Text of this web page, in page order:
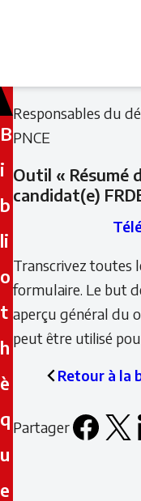
B
i
b
li
o
t
h
è
q
u
e
Filed
under:
Filed
under:
Responsables du
PNCE
Outil « Résumé
candidat(e)
Transcrivez toutes
formulaire. Le but
aperçu général du
peut être utilisé
Retour à la
Partager
X